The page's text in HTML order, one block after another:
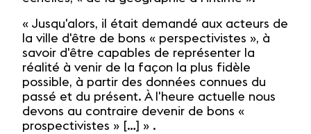
« Jusqu'alors, il était demandé aux acteurs de
la ville d'être de bons « perspectivistes », à
savoir d'être capables de représenter la
réalité à venir de la façon la plus fidèle
possible, à partir des données connues du
passé et du présent. À l'heure actuelle nous
devons au contraire devenir de bons «
prospectivistes » […] » .